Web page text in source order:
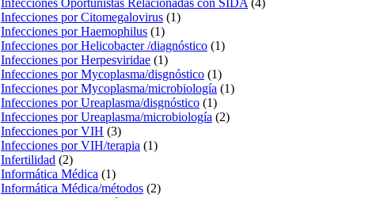
Infecciones por Citomegalovirus (1)
Infecciones por Haemophilus (1)
Infecciones por Helicobacter /diagnóstico (1)
Infecciones por Herpesviridae (1)
Infecciones por Mycoplasma/disgnóstico (1)
Infecciones por Mycoplasma/microbiología (1)
Infecciones por Ureaplasma/disgnóstico (1)
Infecciones por Ureaplasma/microbiología (2)
Infecciones por VIH (3)
Infecciones por VIH/terapia (1)
Infertilidad (2)
Informática Médica (1)
Informática Médica/métodos (2)